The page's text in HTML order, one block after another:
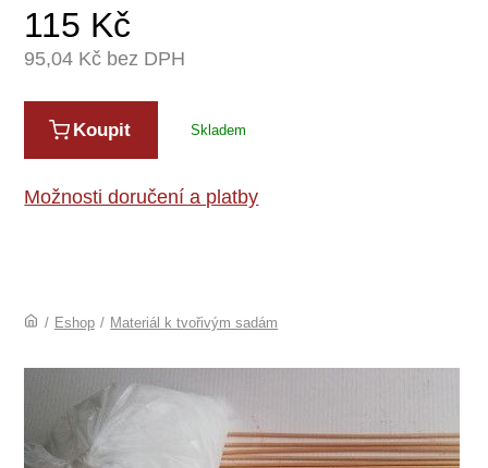
115 Kč
95,04 Kč bez DPH
Koupit Skladem
Možnosti doručení a platby
/ Eshop / Materiál k tvořivým sadám